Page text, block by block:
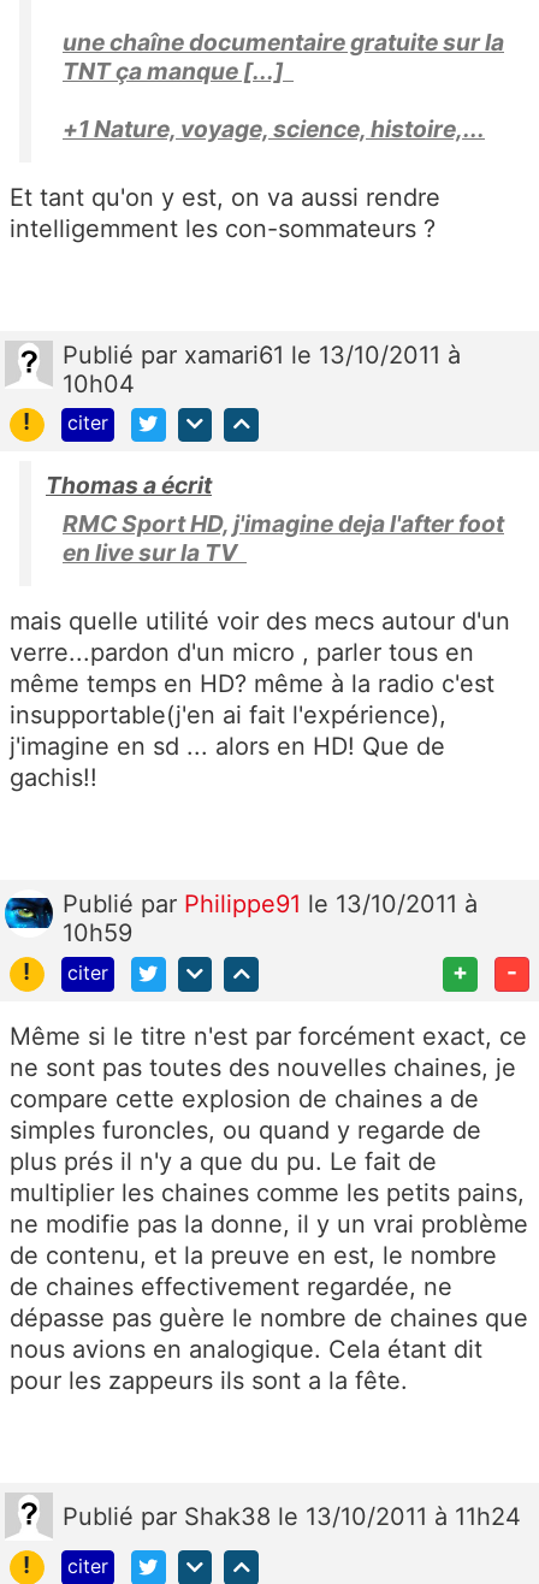
une chaîne documentaire gratuite sur la
TNT ça manque [...]
+1 Nature, voyage, science, histoire,...
Et tant qu'on y est, on va aussi rendre
intelligemment les con-sommateurs ?
Publié par xamari61 le 13/10/2011 à
10h04
!
citer
Thomas a écrit
RMC Sport HD, j'imagine deja l'after foot
en live sur la TV
mais quelle utilité voir des mecs autour d'un
verre...pardon d'un micro , parler tous en
même temps en HD? même à la radio c'est
insupportable(j'en ai fait l'expérience),
j'imagine en sd ... alors en HD! Que de
gachis!!
Publié par Philippe91 le 13/10/2011 à
10h59
!
citer + -
Même si le titre n'est par forcément exact, ce
ne sont pas toutes des nouvelles chaines, je
compare cette explosion de chaines a de
simples furoncles, ou quand y regarde de
plus prés il n'y a que du pu. Le fait de
multiplier les chaines comme les petits pains,
ne modifie pas la donne, il y un vrai problème
de contenu, et la preuve en est, le nombre
de chaines effectivement regardée, ne
dépasse pas guère le nombre de chaines que
nous avions en analogique. Cela étant dit
pour les zappeurs ils sont a la fête.
Publié par Shak38 le 13/10/2011 à 11h24
!
citer